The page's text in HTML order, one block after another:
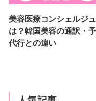
美容医療コンシェルジ
は？韓国美容の通訳・
代行との違い